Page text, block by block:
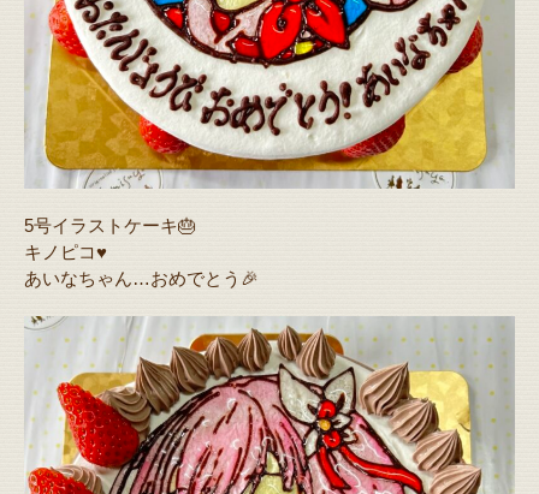
5号イラストケーキ🎂
キノピコ♥️
あいなちゃん…おめでとう🎉